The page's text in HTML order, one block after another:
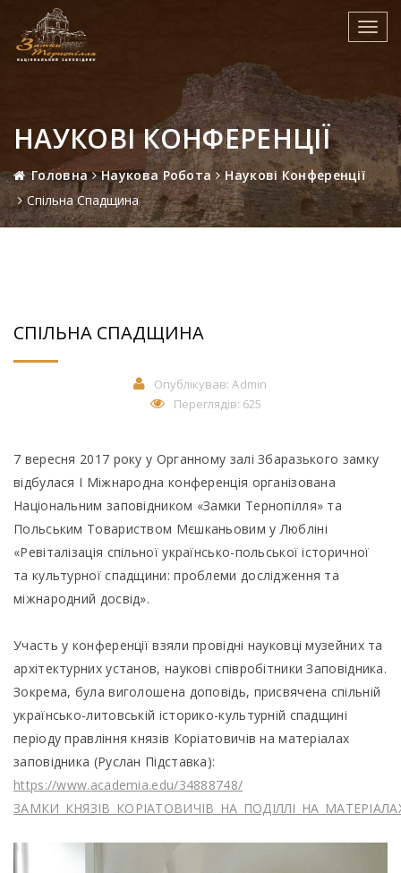
НАУКОВІ КОНФЕРЕНЦІЇ
Головна Наукова Робота
Наукові Конференції
Спільна Спадщина
СПІЛЬНА СПАДЩИНА
Опублікував:Admin
Переглядів: 625
7 вересня 2017 року у Органному залі Збаразького замку
відбулася І Міжнародна конференція організована
Національним заповідником «Замки Тернопілля» та
Польським Товариством Мєшканьовим у Любліні
«Ревіталізація спільної українсько-польської історичної
та культурної спадщини: проблеми дослідження та
міжнародний досвід».
Участь у конференції взяли провідні науковці музейних та
архітектурних установ, наукові співробітники Заповідника.
Зокрема, була виголошена доповідь, присвячена спільній
українсько-литовській історико-культурній спадщині
періоду правління князів Коріатовичів на матеріалах
заповідника (Руслан Підставка):
https://www.academia.edu/34888748/